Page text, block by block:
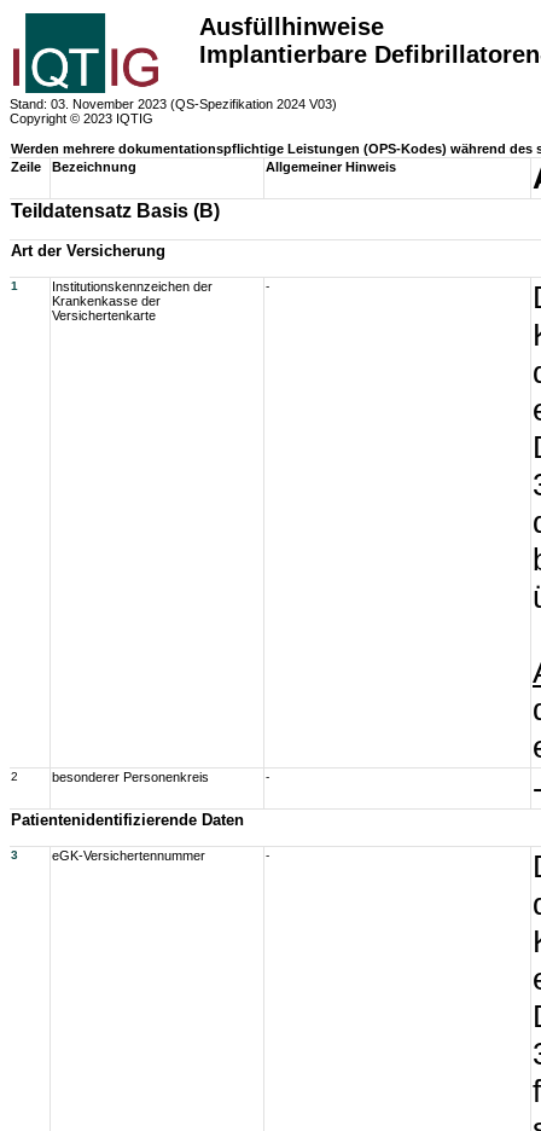
Ausfüllhinweise
Implantierbare
Stand: 03. November 2023 (QS-Spezifikation 2024 V03)
Copyright © 2023 IQTIG
Werden mehrere dokumentationspflichtige Leistungen (OPS-Kodes) während
Zeile
Bezeichnung Allgemeiner Hinweis
Teildatensatz Basis (B)
Art der Versicherung
1
Institutionskennzeichen der
Krankenkasse der
Versichertenkarte
-
2 besonderer Personenkreis -
Patientenidentifizierende Daten
3 eGK-Versichertennummer -